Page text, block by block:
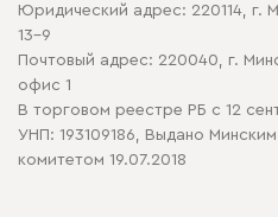
Политика в отношении
Юридический адрес: 220114, г.
13-9
Почтовый адрес: 220040, г.
офис 1
В торговом реестре РБ с 12
УНП: 193109186, Выдано
комитетом 19.07.2018